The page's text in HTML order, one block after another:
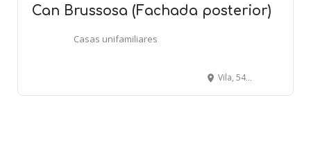
Can Brussosa (Fachada posterior)
Casas unifamiliares
Vila, 54 (Plaça de les Eres) - TARADELL